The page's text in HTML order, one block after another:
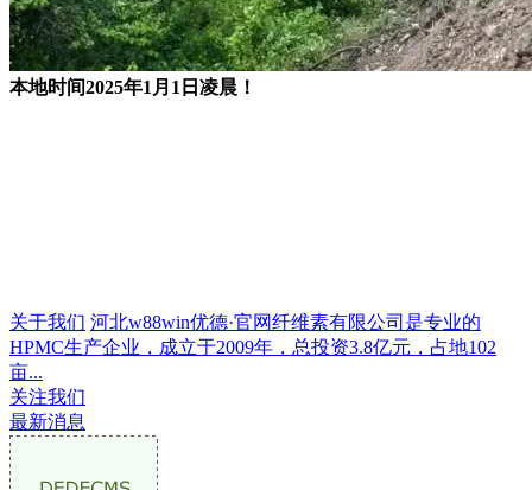
本地时间2025年1月1日凌晨！
关于我们 河北w88win优德·官网纤维素有限公司是专业的
HPMC生产企业，成立于2009年，总投资3.8亿元，占地102
亩...
关注我们
最新消息